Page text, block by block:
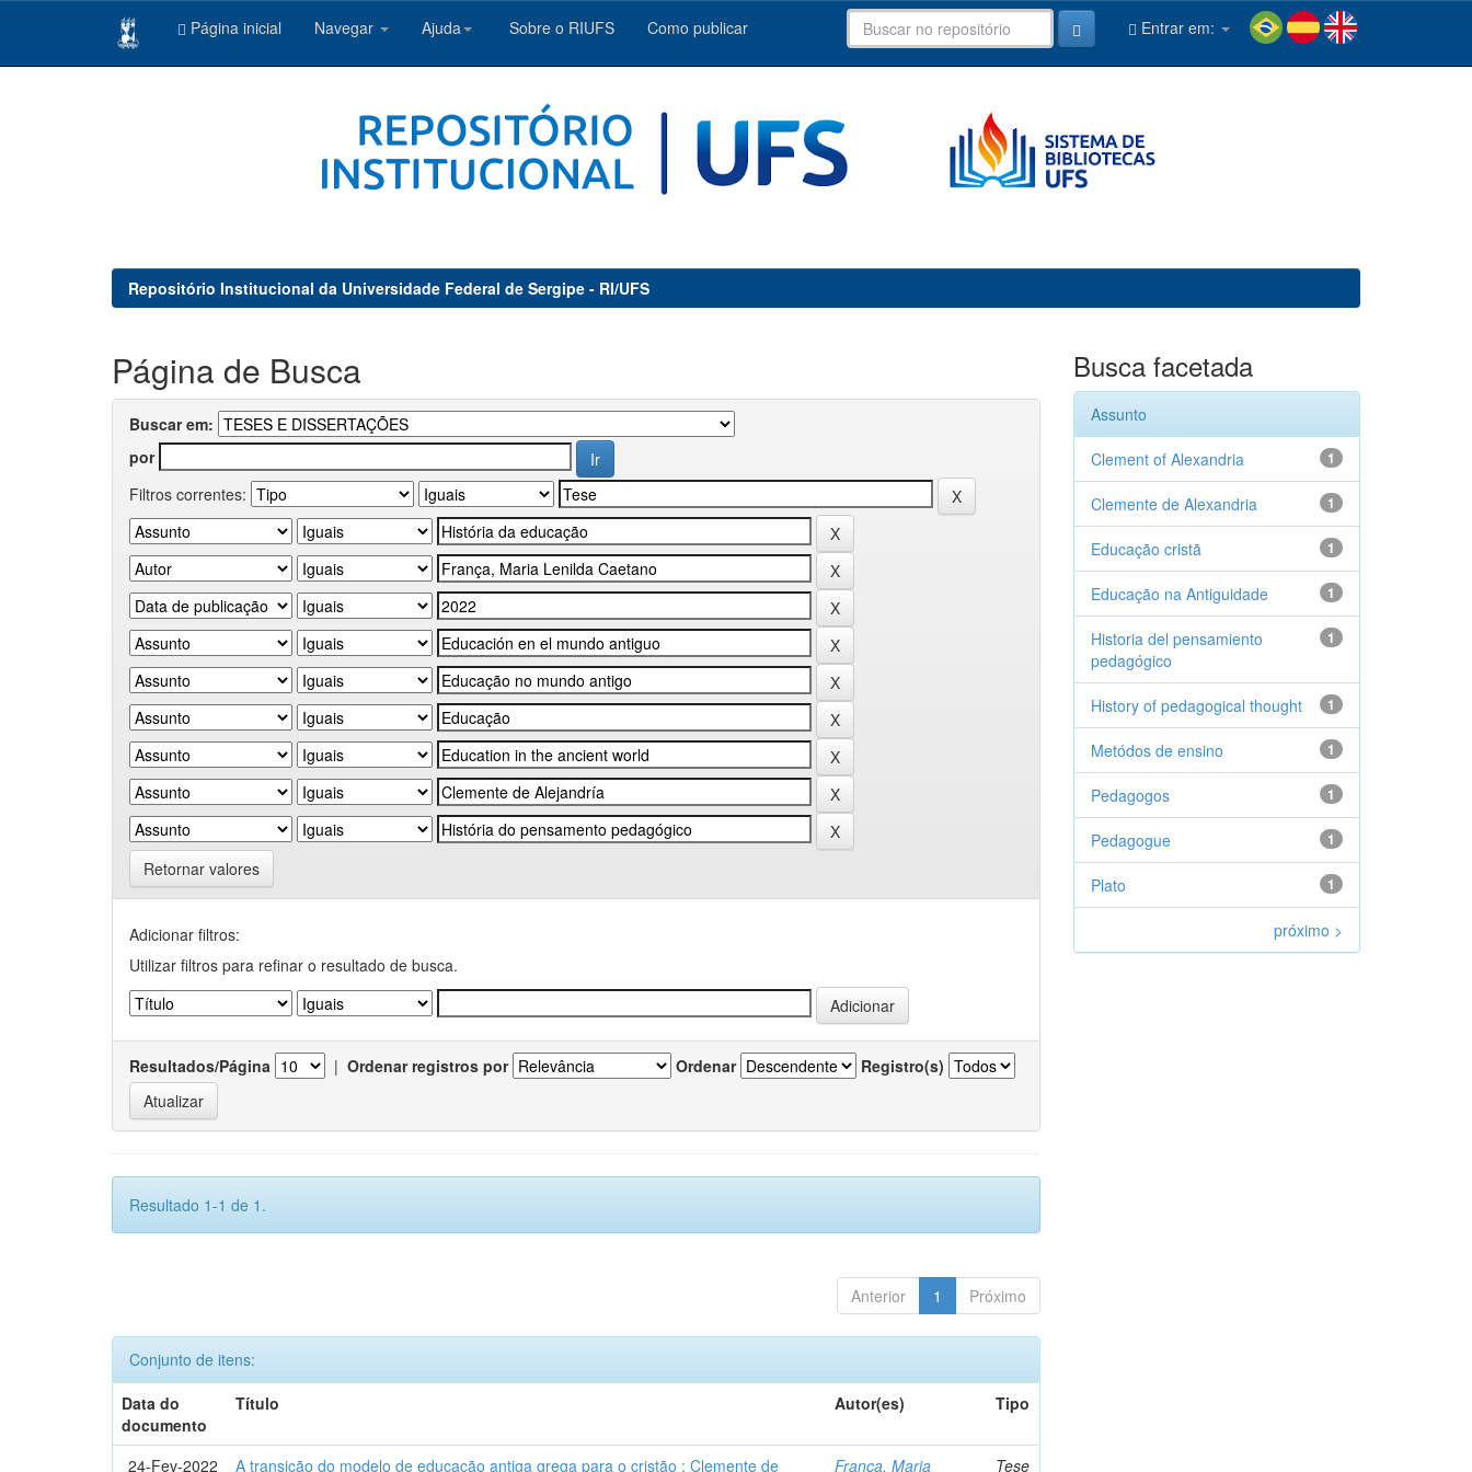
Página inicial Navegar Ajuda Sobre o RIUFS Como publicar Entrar em:
Repositório Institucional da Universidade Federal de Sergipe - RI/UFS
Página de Busca
Buscar em:
por
Filtros correntes:
Retornar valores
Adicionar filtros:
Utilizar filtros para refinar o resultado de busca.
Resultados/Página | Ordenar registros por Ordenar Registro(s)
Resultado 1-1 de 1.
Anterior 1 Próximo
Conjunto de itens:
Data do
documento
Título Autor(es) Tipo
24-Fev-2022 A transição do modelo de educação antiga grega para o cristão : Clemente de França, Maria Tese
Busca facetada
Assunto
1
Clement of Alexandria
1
Clemente de Alexandria
1
Educação cristã
1
Educação na Antiguidade
1
Historia del pensamiento
pedagógico
1
History of pedagogical thought
1
Metódos de ensino
1
Pedagogos
1
Pedagogue
1
Plato
próximo >